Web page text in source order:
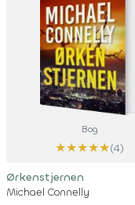
Bog
★★★★★(4)
Ørkenstjernen
Michael Connelly